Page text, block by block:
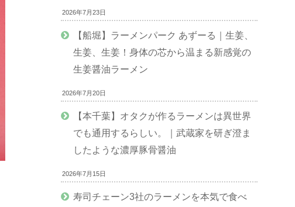
2026年7月23日
【船堀】ラーメンパーク あずーる｜生姜、
生姜、生姜！身体の芯から温まる新感覚の
生姜醤油ラーメン
2026年7月20日
【本千葉】オタクが作るラーメンは異世界
でも通用するらしい。｜武蔵家を研ぎ澄ま
したような濃厚豚骨醤油
2026年7月15日
寿司チェーン3社のラーメンを本気で食べ